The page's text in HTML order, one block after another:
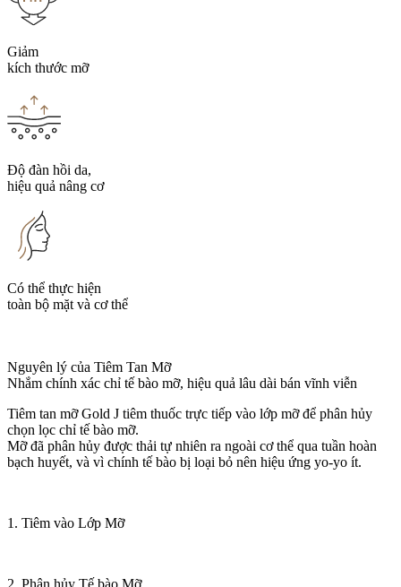
Giảm
kích thước mỡ
Độ đàn hồi da,
hiệu quả nâng cơ
Có thể thực hiện
toàn bộ mặt và cơ thể
Nguyên lý của Tiêm Tan Mỡ
Nhắm chính xác chỉ tế bào mỡ, hiệu quả lâu dài bán vĩnh viễn
Tiêm tan mỡ Gold J tiêm thuốc trực tiếp vào lớp mỡ để phân hủy
chọn lọc chỉ tế bào mỡ.
Mỡ đã phân hủy được thải tự nhiên ra ngoài cơ thể qua tuần hoàn
bạch huyết, và vì chính tế bào bị loại bỏ nên hiệu ứng yo-yo ít.
1. Tiêm vào Lớp Mỡ